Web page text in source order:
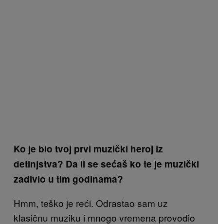
Ko je bio tvoj prvi muzički heroj iz
detinjstva? Da li se sećaš ko te je muzički
zadivio u tim godinama?
Hmm, teško je reći. Odrastao sam uz
klasičnu muziku i mnogo vremena provodio